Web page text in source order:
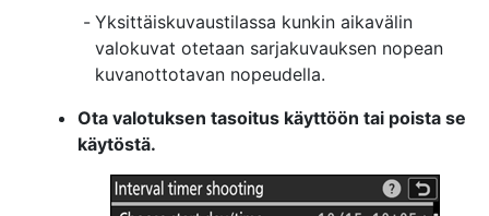
Yksittäiskuvaustilassa kunkin aikavälin
valokuvat otetaan sarjakuvauksen nopean
kuvanottotavan nopeudella.
Ota valotuksen tasoitus käyttöön tai poista se
käytöstä.